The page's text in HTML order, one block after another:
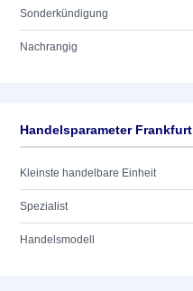
Sonderkündigung
Nachrangig
Handelsparameter Frankfurt
Kleinste handelbare Einheit
Spezialist
Handelsmodell